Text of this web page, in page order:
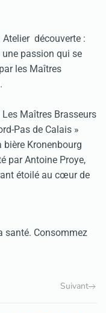
découverte :
une passion qui se
les Maîtres
Maîtres Brasseurs
Pas de Calais »
Kronenbourg
par Antoine Proye,
étoilé au cœur de
santé. Consommez
Suivant